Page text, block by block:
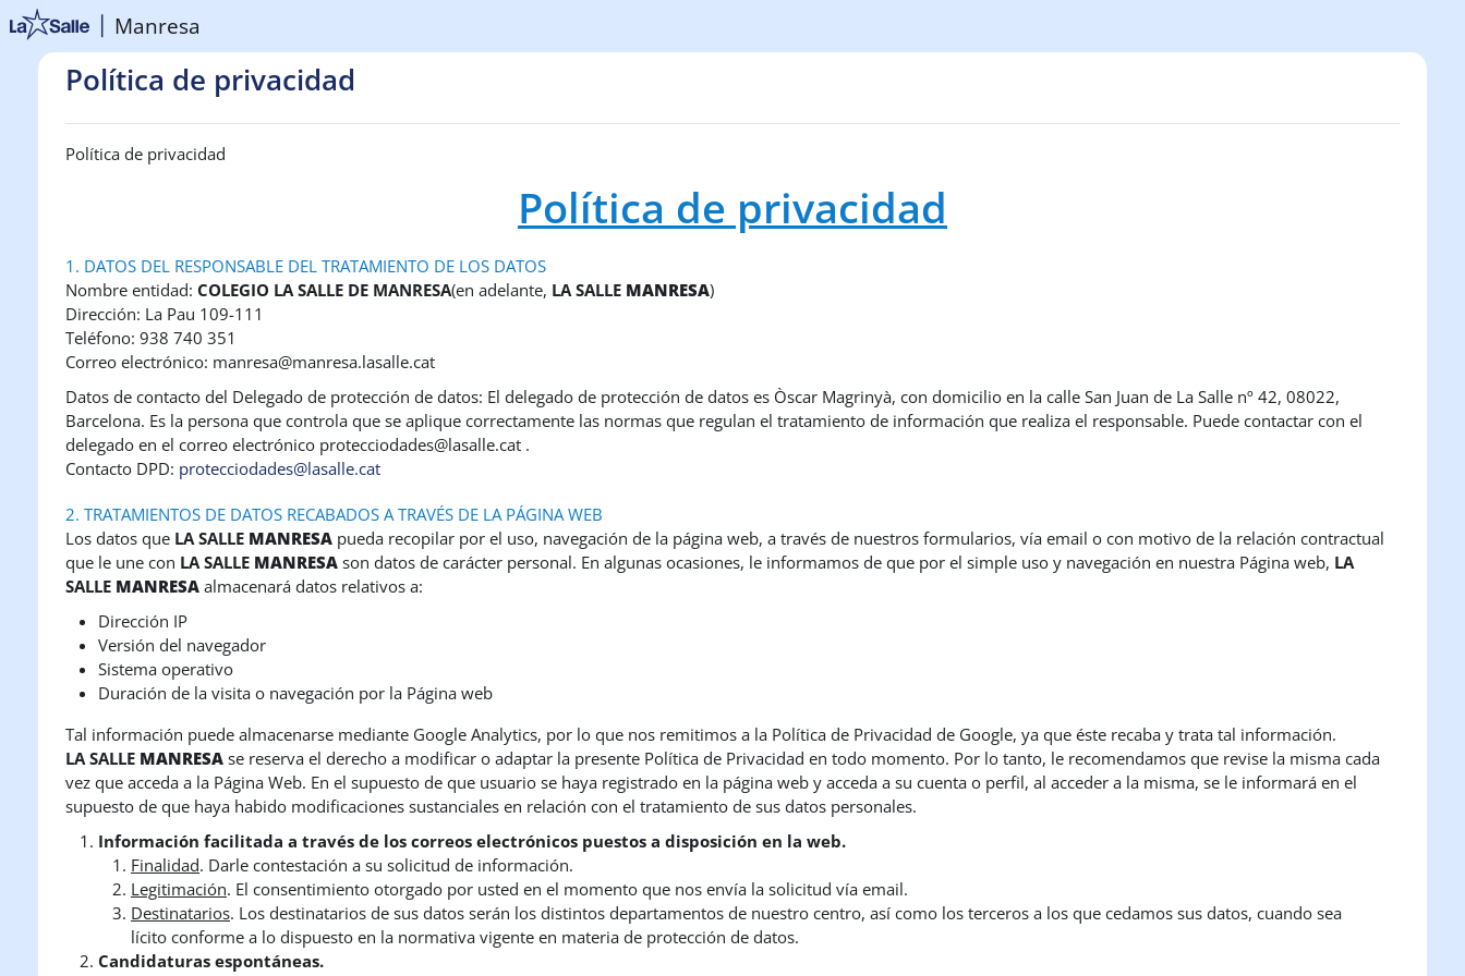
Vés al contingut principal
Manresa
Política de privacidad
Política de privacidad
Política de privacidad
1. DATOS DEL RESPONSABLE DEL TRATAMIENTO DE LOS DATOS
Nombre entidad: COLEGIO LA SALLE DE MANRESA(en adelante, LA SALLE MANRESA)
Dirección: La Pau 109-111
Teléfono: 938 740 351
Correo electrónico: manresa@manresa.lasalle.cat
Datos de contacto del Delegado de protección de datos: El delegado de protección de datos es Òscar Magrinyà, con domicilio en la calle San Juan de La Salle nº 42, 08022,
Barcelona. Es la persona que controla que se aplique correctamente las normas que regulan el tratamiento de información que realiza el responsable. Puede contactar con el
delegado en el correo electrónico protecciodades@lasalle.cat .
Contacto DPD: protecciodades@lasalle.cat
2. TRATAMIENTOS DE DATOS RECABADOS A TRAVÉS DE LA PÁGINA WEB
Los datos que LA SALLE MANRESA pueda recopilar por el uso, navegación de la página web, a través de nuestros formularios, vía email o con motivo de la relación contractual
que le une con LA SALLE MANRESA son datos de carácter personal. En algunas ocasiones, le informamos de que por el simple uso y navegación en nuestra Página web, LA
SALLE MANRESA almacenará datos relativos a:
Dirección IP
Versión del navegador
Sistema operativo
Duración de la visita o navegación por la Página web
Tal información puede almacenarse mediante Google Analytics, por lo que nos remitimos a la Política de Privacidad de Google, ya que éste recaba y trata tal información.
LA SALLE MANRESA se reserva el derecho a modificar o adaptar la presente Política de Privacidad en todo momento. Por lo tanto, le recomendamos que revise la misma cada
vez que acceda a la Página Web. En el supuesto de que usuario se haya registrado en la página web y acceda a su cuenta o perfil, al acceder a la misma, se le informará en el
supuesto de que haya habido modificaciones sustanciales en relación con el tratamiento de sus datos personales.
Información facilitada a través de los correos electrónicos puestos a disposición en la web.
Finalidad. Darle contestación a su solicitud de información.
Legitimación. El consentimiento otorgado por usted en el momento que nos envía la solicitud vía email.
Destinatarios. Los destinatarios de sus datos serán los distintos departamentos de nuestro centro, así como los terceros a los que cedamos sus datos, cuando sea
lícito conforme a lo dispuesto en la normativa vigente en materia de protección de datos.
Candidaturas espontáneas.